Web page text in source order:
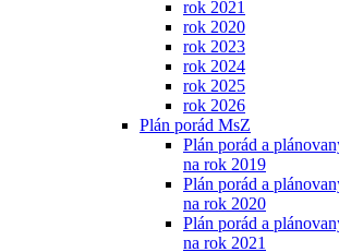
rok 2021
rok 2020
rok 2023
rok 2024
rok 2025
rok 2026
Plán porád MsZ
Plán porád a
na rok 2019
Plán porád a
na rok 2020
Plán porád a
na rok 2021